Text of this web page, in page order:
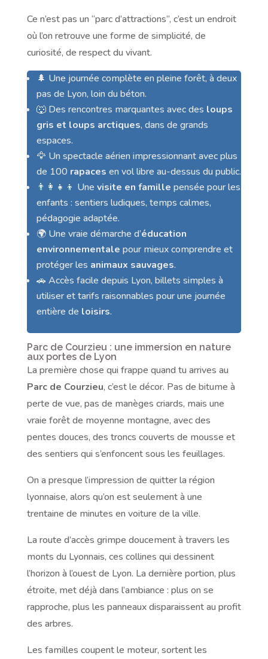
Ce n’est pas un “parc d’attractions”, c’est un endroit
où l’on retrouve une forme de simplicité, de
curiosité, de respect du vivant.
🌲 Une journée complète en pleine forêt, à deux
pas de Lyon, loin du béton.
🐺 Des rencontres marquantes avec des loups
gris et loups arctiques, dans de grands
espaces.
🦅 Un spectacle aérien impressionnant avec plus
de 100 rapaces en vol libre au-dessus du public.
👨‍👩‍👧‍👦 Une visite en famille pensée pour les
enfants : sentiers ludiques, temps calmes,
pédagogie adaptée.
🌍 Une vraie démarche d’éducation
environnementale pour mieux comprendre et
protéger les animaux sauvages.
🚗 Accès facile depuis Lyon, billets simples à
utiliser et tarifs raisonnables pour une journée
entière de loisirs.
Parc de Courzieu : une immersion en nature
aux portes de Lyon
La première chose qui frappe quand tu arrives au
Parc de Courzieu, c’est le décor. Pas de bitume à
perte de vue, pas de manèges criards, mais une
vraie forêt de moyenne montagne, avec des
pentes douces, des troncs couverts de mousse et
des sentiers qui s’enfoncent sous les feuillages.
On a presque l’impression de quitter la région
lyonnaise, alors qu’on est seulement à une
trentaine de minutes en voiture de la ville.
La route d’accès grimpe doucement à travers les
monts du Lyonnais, ces collines qui dessinent
l’horizon à l’ouest de Lyon. La dernière portion, plus
étroite, met déjà dans l’ambiance : plus on se
rapproche, plus les panneaux disparaissent au profit
des arbres.
Les familles coupent le moteur, sortent les